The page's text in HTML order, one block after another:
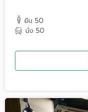
ยืน 50
นั่ง 50